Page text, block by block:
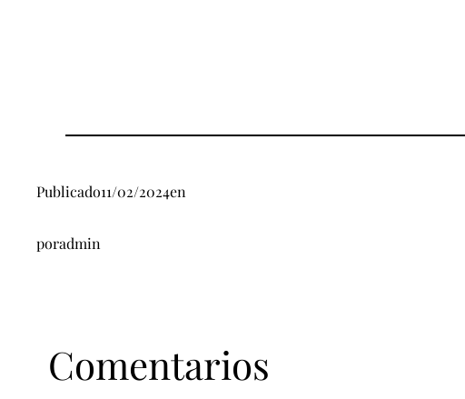
Publicado11/02/2024en
poradmin
Comentarios